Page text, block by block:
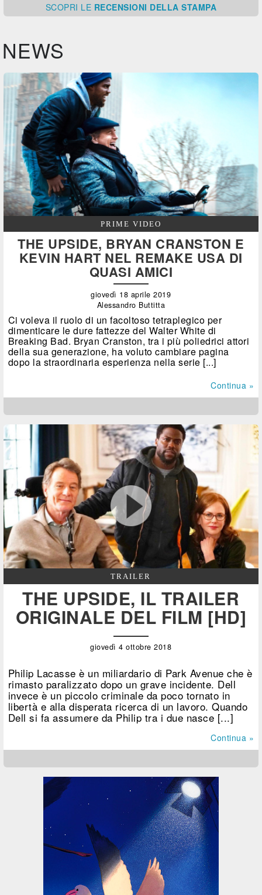
SCOPRI LE RECENSIONI DELLA STAMPA
NEWS
PRIME VIDEO
THE UPSIDE, BRYAN CRANSTON E
KEVIN HART NEL REMAKE USA DI
QUASI AMICI
giovedì 18 aprile 2019
Alessandro Buttitta
Ci voleva il ruolo di un facoltoso tetraplegico per
dimenticare le dure fattezze del Walter White di
Breaking Bad. Bryan Cranston, tra i più poliedrici attori
della sua generazione, ha voluto cambiare pagina
dopo la straordinaria esperienza nella serie [...]
Continua »
TRAILER
THE UPSIDE, IL TRAILER
ORIGINALE DEL FILM [HD]
giovedì 4 ottobre 2018
Philip Lacasse è un miliardario di Park Avenue che è
rimasto paralizzato dopo un grave incidente. Dell
invece è un piccolo criminale da poco tornato in
libertà e alla disperata ricerca di un lavoro. Quando
Dell si fa assumere da Philip tra i due nasce [...]
Continua »